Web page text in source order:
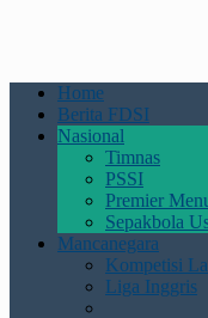
Home
Berita FDSI
Nasional
Timnas
PSSI
Premier
Sepakbola
Mancanegara
Kompetisi
Liga Inggris